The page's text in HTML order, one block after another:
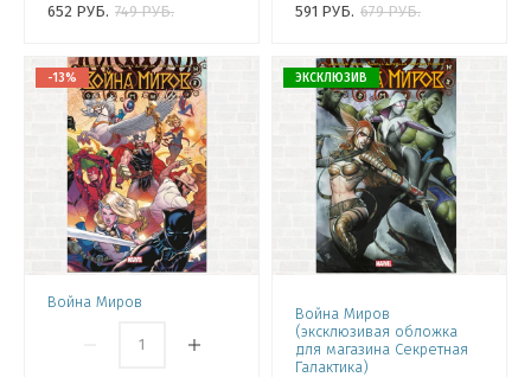
652 РУБ. 749РУБ. 591 РУБ. 679РУБ.
-13%
Война Миров
ЭКСКЛЮЗИВ
Война Миров
(эксклюзивая обложка
для магазина Секретная
Галактика)